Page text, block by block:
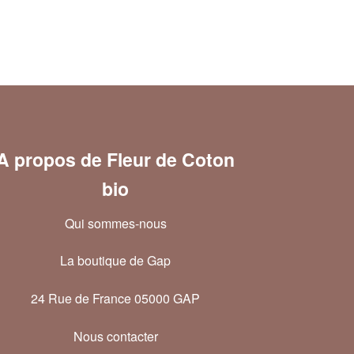
propos de Fleur de Coton
bio
Qui sommes-nous
La boutique de Gap
24 Rue de France 05000 GAP
Nous contacter